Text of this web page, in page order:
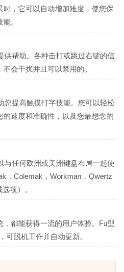
时，它可以自动增加难度，使您保
。
供帮助。各种击打或跳过右键的信
会干扰并且可以禁用的。
您提高触摸打字技能。您可以轻松
的速度和准确性，以及您最想念的
与任何欧洲或美洲键盘布局一起使
，Colemak，Workman，Qwertz
项）。
都能获得一流的用户体验。Fu型
可脱机工作并自动更新。